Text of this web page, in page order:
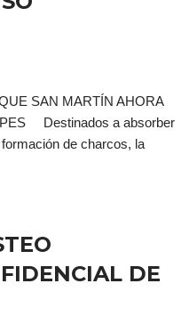
SAN MARTÍN AHORA
Destinados a absorber
de charcos, la
DE